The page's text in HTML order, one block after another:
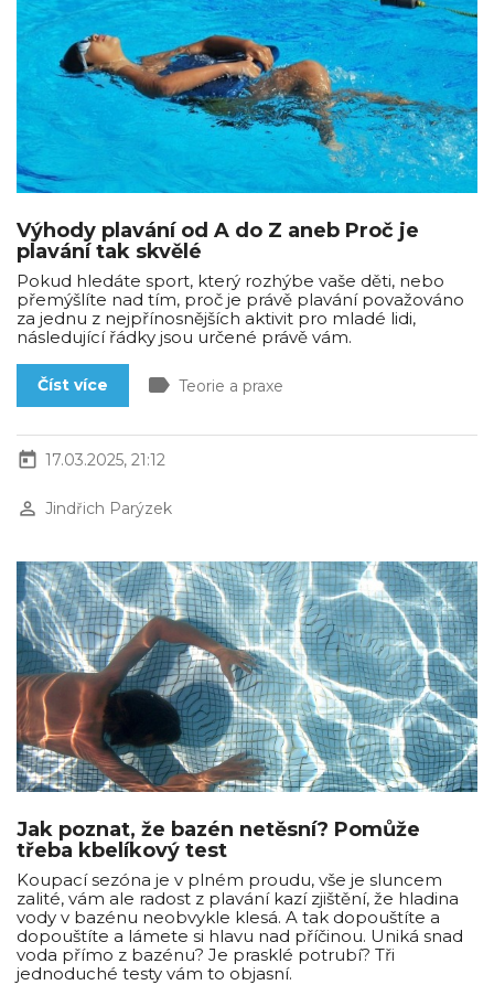
Výhody plavání od A do Z aneb Proč je
plavání tak skvělé
Pokud hledáte sport, který rozhýbe vaše děti, nebo
přemýšlíte nad tím, proč je právě plavání považováno
za jednu z nejpřínosnějších aktivit pro mladé lidi,
následující řádky jsou určené právě vám.
Číst více label Teorie a praxe
today 17.03.2025, 21:12
perm_identity Jindřich Parýzek
Jak poznat, že bazén netěsní? Pomůže
třeba kbelíkový test
Koupací sezóna je v plném proudu, vše je sluncem
zalité, vám ale radost z plavání kazí zjištění, že hladina
vody v bazénu neobvykle klesá. A tak dopouštíte a
dopouštíte a lámete si hlavu nad příčinou. Uniká snad
voda přímo z bazénu? Je prasklé potrubí? Tři
jednoduché testy vám to objasní.